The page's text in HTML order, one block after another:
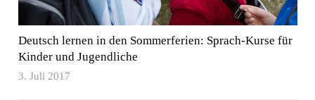
Deutsch lernen in den Sommerferien: Sprach-Kurse für
Kinder und Jugendliche
3. Juli 2017